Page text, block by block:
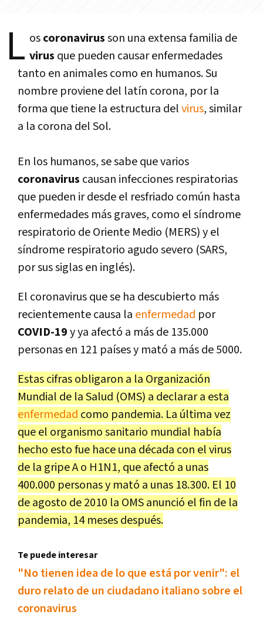
L oscoronavirusson una extensa familia de
virus que pueden causar enfermedades
tanto en animales como en humanos. Su
nombre proviene del latín corona, por la
forma que tiene la estructura delvirus, similar
a la corona del Sol.
En los humanos, se sabe que varios
coronavirus causan infecciones respiratorias
que pueden ir desde el resfriado común hasta
enfermedades más graves, como el síndrome
respiratorio de Oriente Medio (MERS) y el
síndrome respiratorio agudo severo (SARS,
por sus siglas en inglés).
El coronavirus que se ha descubierto más
recientemente causa la enfermedad por
COVID-19y ya afectó a más de 135.000
personas en 121 países y mató a más de 5000.
Estas cifras obligaron a la Organización
Mundial de la Salud (OMS) a declarar a esta
enfermedad como pandemia. La última vez
que el organismo sanitario mundial había
hecho esto fue hace una década con el virus
de la gripe A o H1N1, que afectó a unas
400.000 personas y mató a unas 18.300. El 10
de agosto de 2010 la OMS anunció el fin de la
pandemia, 14 meses después.
Te puede interesar
"No tienen idea de lo que está por venir": el
duro relato de un ciudadano italiano sobre el
coronavirus